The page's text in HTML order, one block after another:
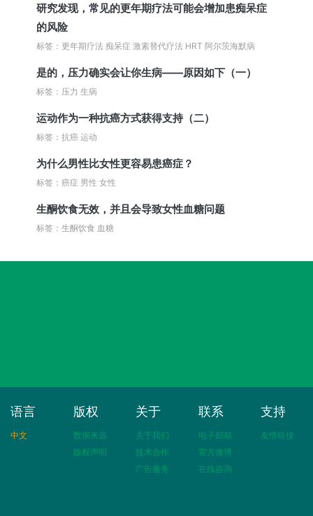
研究发现，常见的更年期疗法可能会增加患痴呆症
的风险
标签：更年期疗法 痴呆症 激素替代疗法 HRT 阿尔茨海默病
是的，压力确实会让你生病——原因如下（一）
标签：压力 生病
运动作为一种抗癌方式获得支持（二）
标签：抗癌 运动
为什么男性比女性更容易患癌症？
标签：癌症 男性 女性
生酮饮食无效，并且会导致女性血糖问题
标签：生酮饮食 血糖
语言
中文
版权
数据来源
版权声明
关于
关于我们
技术合作
广告服务
联系
电子邮箱
官方微博
在线咨询
支持
友情链接